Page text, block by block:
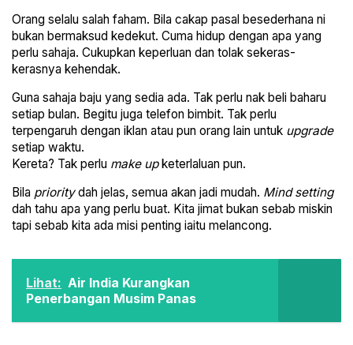
Orang selalu salah faham. Bila cakap pasal besederhana ni
bukan bermaksud kedekut. Cuma hidup dengan apa yang
perlu sahaja. Cukupkan keperluan dan tolak sekeras-
kerasnya kehendak.
Guna sahaja baju yang sedia ada. Tak perlu nak beli baharu
setiap bulan. Begitu juga telefon bimbit. Tak perlu
terpengaruh dengan iklan atau pun orang lain untuk upgrade
setiap waktu.
Kereta? Tak perlu make upketerlaluan pun.
Bila prioritydah jelas, semua akan jadi mudah. Mind setting
dah tahu apa yang perlu buat. Kita jimat bukan sebab miskin
tapi sebab kita ada misi penting iaitu melancong.
Lihat: Air India Kurangkan
Penerbangan Musim Panas